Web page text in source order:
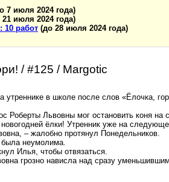
7 июля 2024 года)
21 июля 2024 года)
10 работ (до 28 июля 2024 года)
/ #125 / Margotic
утреннике в школе после слов «Ёлочка,
Роберты Львовны мог остановить коня
ёлки! Утренник уже на
– жалобно протянул Понедельников.
была неумолима.
Илья, чтобы отвязаться.
грозно нависла над сразу